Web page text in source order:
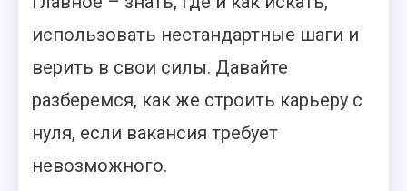
использовать нестандартные шаги и
верить в свои силы. Давайте
разберемся, как же строить карьеру с
нуля, если вакансия требует
невозможного.